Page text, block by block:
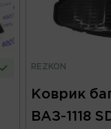
REZKON
Коврик
ВАЗ-1118